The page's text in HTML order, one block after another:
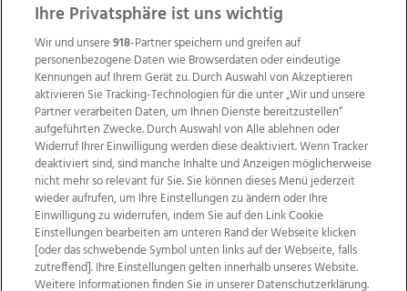
Wir über uns Mediadaten Kontakt
Jobs
Datenschutz
Impressum
AGB Anzeigekunden
Ihre Privatsphäre ist uns wichtig
Wir und unsere918-Partner speichern und greifen auf
personenbezogene Daten wie Browserdaten oder eindeutige
Kennungen auf Ihrem Gerät zu. Durch Auswahl von Akzeptieren
aktivieren Sie Tracking-Technologien für die unter „Wir und unsere
Partner verarbeiten Daten, um Ihnen Dienste bereitzustellen“
aufgeführten Zwecke. Durch Auswahl von Alle ablehnen oder
Widerruf Ihrer Einwilligung werden diese deaktiviert. Wenn Tracker
deaktiviert sind, sind manche Inhalte und Anzeigen möglicherweise
nicht mehr so relevant für Sie. Sie können dieses Menü jederzeit
wieder aufrufen, um Ihre Einstellungen zu ändern oder Ihre
Einwilligung zu widerrufen, indem Sie auf den Link Cookie
Einstellungen bearbeiten am unteren Rand der Webseite klicken
[oder das schwebende Symbol unten links auf der Webseite, falls
zutreffend]. Ihre Einstellungen gelten innerhalb unseres Website.
Weitere Informationen finden Sie in unserer Datenschutzerklärung.